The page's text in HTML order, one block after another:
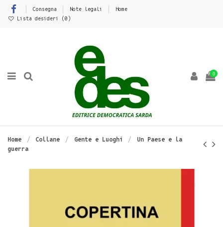
Consegna Note legali
Home
Lista desideri (0 )
0
Home Collane Gente e Luoghi
Un Paese e la
guerra